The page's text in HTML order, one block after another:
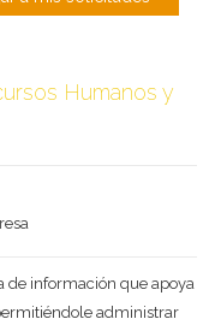
de otros Productos /
SI NO
Humanos y
de información que apoya
administrar